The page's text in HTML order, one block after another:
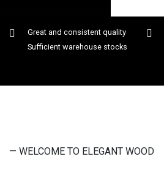
Great and consistent quality
Sufficient warehouse stocks
— WELCOME TO ELEGANT WOOD